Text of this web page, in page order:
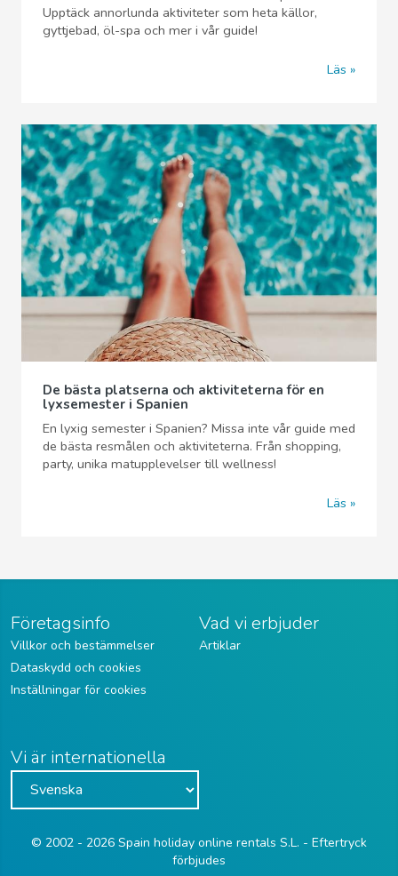
Upptäck annorlunda aktiviteter som heta källor,
gyttjebad, öl-spa och mer i vår guide!
Läs
De bästa platserna och aktiviteterna för en
lyxsemester i Spanien
En lyxig semester i Spanien? Missa inte vår guide med
de bästa resmålen och aktiviteterna. Från shopping,
party, unika matupplevelser till wellness!
Läs
Företagsinfo
Villkor och bestämmelser
Dataskydd och cookies
Inställningar för cookies
Vad vi erbjuder
Artiklar
Vi är internationella
© 2002 - 2026 Spain holiday online rentals S.L. - Eftertryck
förbjudes